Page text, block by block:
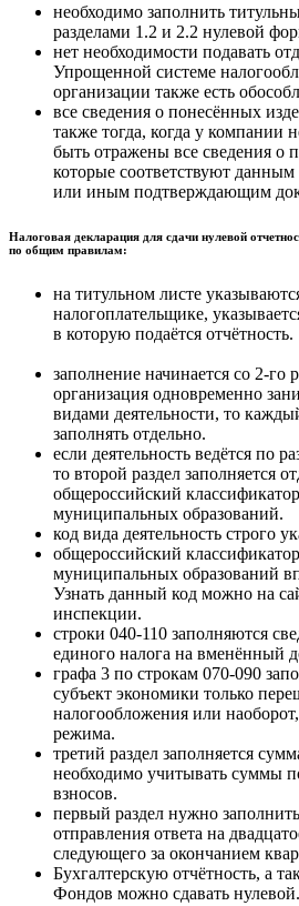
необходимо заполнить
разделами 1.2 и 2.2 нулевой
нет необходимости подавать
Упрощенной системе
организации также есть
все сведения о понесённых
также тогда, когда у компании
быть отражены все сведения о
которые соответствуют данным
или иным подтверждающим
Налоговая декларация для сдачи нулевой
по общим правилам:
на титульном листе
налогоплательщике,
в которую подаётся отчётность.
заполнение начинается со 2-го
организация одновременно
видами деятельности, то
заполнять отдельно.
если деятельность ведётся по
то второй раздел заполняется
общероссийский
муниципальных образований.
код вида деятельность строго
общероссийский
муниципальных образований
Узнать данный код можно на
инспекции.
строки 040-110 заполняются
единого налога на вменённый
графа 3 по строкам 070-090
субъект экономики только
налогообложения или
режима.
третий раздел заполняется
необходимо учитывать суммы
взносов.
первый раздел нужно
отправления ответа на
следующего за окончанием
Бухгалтерскую отчётность, а
Фондов можно сдавать нулевой.